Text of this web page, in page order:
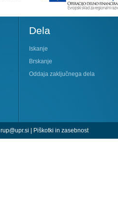
Dela
Iskanje
Brskanje
Oddaja zaključnega dela
rup@upr.si | Piškotki in zasebnost